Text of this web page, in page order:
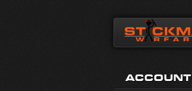
ACCOUNT